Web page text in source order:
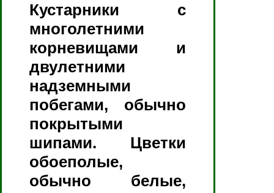
Кустарники с
многолетними
корневищами и
двулетними
надземными
побегами, обычно
покрытыми
шипами. Цветки
обоеполые,
обычно белые,